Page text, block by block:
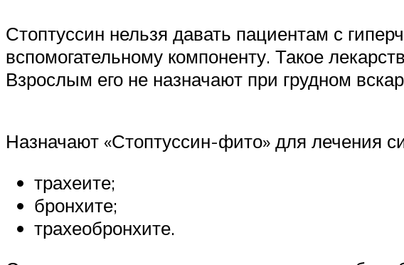
Стоптуссин нельзя давать пациентам с
вспомогательному компоненту. Такое
Взрослым его не назначают при грудном
Назначают «Стоптуссин-фито» для лечения
трахеите;
бронхите;
трахеобронхите.